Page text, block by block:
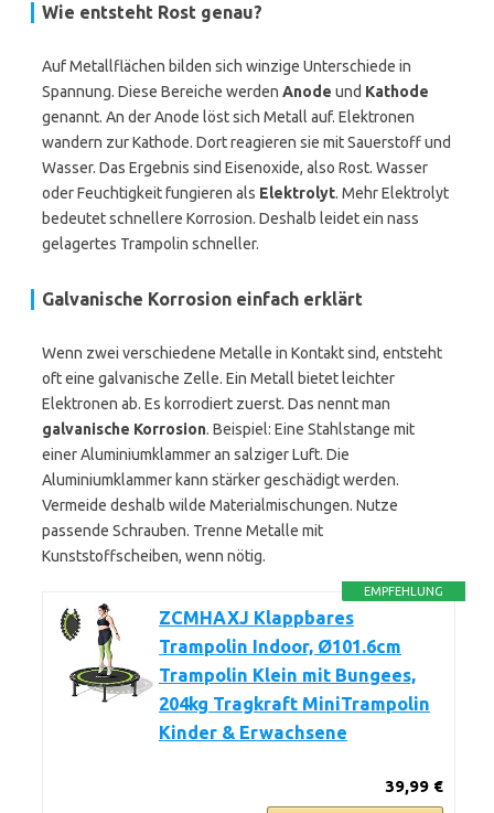
Wie entsteht Rost genau?
Auf Metallflächen bilden sich winzige Unterschiede in
Spannung. Diese Bereiche werden Anode und Kathode
genannt. An der Anode löst sich Metall auf. Elektronen
wandern zur Kathode. Dort reagieren sie mit Sauerstoff und
Wasser. Das Ergebnis sind Eisenoxide, also Rost. Wasser
oder Feuchtigkeit fungieren als Elektrolyt. Mehr Elektrolyt
bedeutet schnellere Korrosion. Deshalb leidet ein nass
gelagertes Trampolin schneller.
Galvanische Korrosion einfach erklärt
Wenn zwei verschiedene Metalle in Kontakt sind, entsteht
oft eine galvanische Zelle. Ein Metall bietet leichter
Elektronen ab. Es korrodiert zuerst. Das nennt man
galvanische Korrosion. Beispiel: Eine Stahlstange mit
einer Aluminiumklammer an salziger Luft. Die
Aluminiumklammer kann stärker geschädigt werden.
Vermeide deshalb wilde Materialmischungen. Nutze
passende Schrauben. Trenne Metalle mit
Kunststoffscheiben, wenn nötig.
EMPFEHLUNG
ZCMHAXJ Klappbares
Trampolin Indoor, Ø101.6cm
Trampolin Klein mit Bungees,
204kg Tragkraft MiniTrampolin
Kinder & Erwachsene
39,99 €